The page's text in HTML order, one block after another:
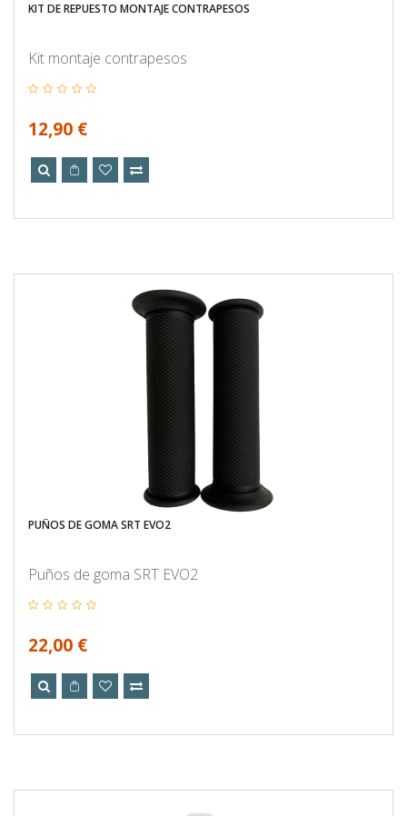
KIT DE REPUESTO MONTAJE CONTRAPESOS
Kit montaje contrapesos
12,90 €
PUÑOS DE GOMA SRT EVO2
Puños de goma SRT EVO2
22,00 €